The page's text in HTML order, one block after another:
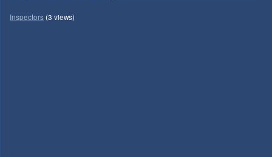
Inspectors(3 views)